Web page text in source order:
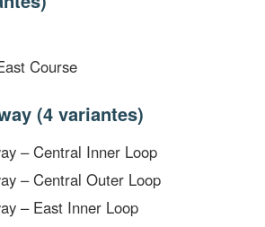
Course
(4 variantes)
– Central Inner Loop
– Central Outer Loop
– East Inner Loop